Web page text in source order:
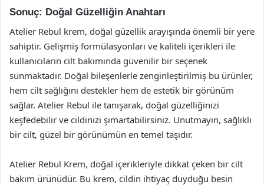
Sonuç: Doğal Güzelliğin Anahtarı
Atelier Rebul krem, doğal güzellik arayışında önemli bir yere
sahiptir. Gelişmiş formülasyonları ve kaliteli içerikleri ile
kullanıcıların cilt bakımında güvenilir bir seçenek
sunmaktadır. Doğal bileşenlerle zenginleştirilmiş bu ürünler,
hem cilt sağlığını destekler hem de estetik bir görünüm
sağlar. Atelier Rebul ile tanışarak, doğal güzelliğinizi
keşfedebilir ve cildinizi şımartabilirsiniz. Unutmayın, sağlıklı
bir cilt, güzel bir görünümün en temel taşıdır.
Atelier Rebul Krem, doğal içerikleriyle dikkat çeken bir cilt
bakım ürünüdür. Bu krem, cildin ihtiyaç duyduğu besin